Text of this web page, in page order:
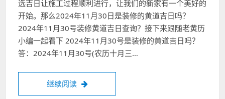
选吉日让施工过程顺利进行，让我们的新家有一个美好的
开始。那么2024年11月30日是装修的黄道吉日吗？
2024年11月30号装修黄道吉日查询？接下来跟随老黄历
小编一起看下 2024年11月30号是装修的黄道吉日吗？
答：2024年11月30号(农历十月三…
继续阅读 2024年11月30日是装修的黄道吉日吗？